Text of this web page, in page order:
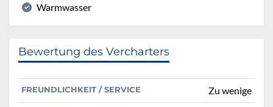
Warmwasser
Bewertung des Vercharters
FREUNDLICHKEIT / SERVICE Zu wenige